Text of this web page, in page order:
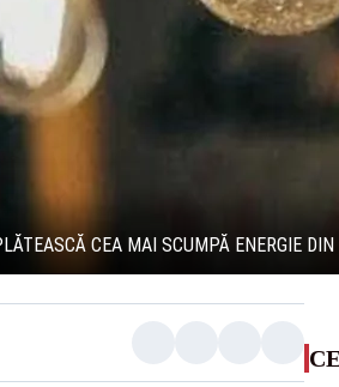
CEA MAI SCUMPĂ ENERGIE DIN